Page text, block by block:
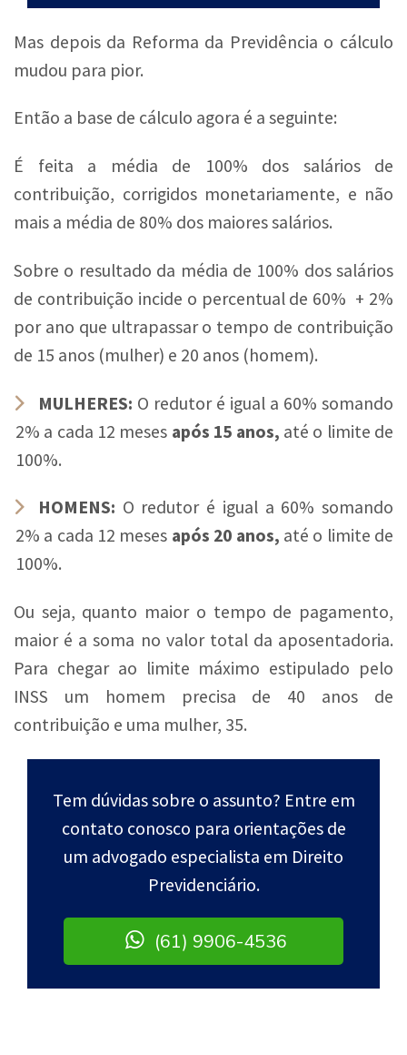
Mas depois da Reforma da Previdência o cálculo
mudou para pior.
Então a base de cálculo agora é a seguinte:
É feita a média de 100% dos salários de
contribuição, corrigidos monetariamente, e não
mais a média de 80% dos maiores salários.
Sobre o resultado da média de 100% dos salários
de contribuição incide o percentual de 60% + 2%
por ano que ultrapassar o tempo de contribuição
de 15 anos (mulher) e 20 anos (homem).
MULHERES: O redutor é igual a 60% somando
2% a cada 12 meses após 15 anos, até o limite de
100%.
HOMENS: O redutor é igual a 60% somando
2% a cada 12 meses após 20 anos, até o limite de
100%.
Ou seja, quanto maior o tempo de pagamento,
maior é a soma no valor total da aposentadoria.
Para chegar ao limite máximo estipulado pelo
INSS um homem precisa de 40 anos de
contribuição e uma mulher, 35.
Tem dúvidas sobre o assunto? Entre em
contato conosco para orientações de
um advogado especialista em Direito
Previdenciário.
(61) 9906-4536